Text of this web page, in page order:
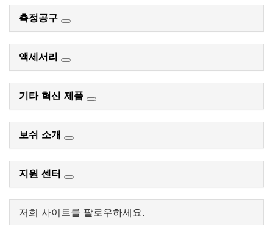
측정공구
액세서리
기타 혁신 제품
보쉬 소개
지원 센터
저희 사이트를 팔로우하세요.